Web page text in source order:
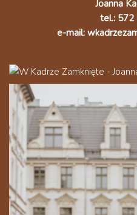
Joanna
tel.: 572
e-mail: